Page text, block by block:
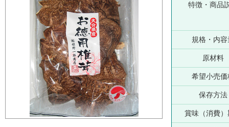
特徴・商品
規格・内容
原材料
希望小売価
保存方法
賞味（消費）